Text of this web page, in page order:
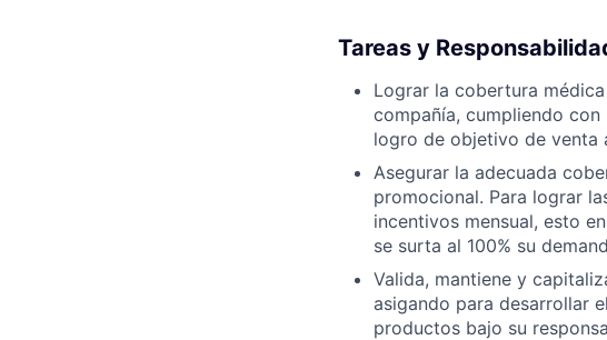
Tareas y
Lograr la cobertura
compañía, cumpliendo
logro de objetivo de venta
Asegurar la adecuada
promocional. Para lograr
incentivos mensual, esto
se surta al 100% su
Valida, mantiene y
asigando para desarrollar
productos bajo su